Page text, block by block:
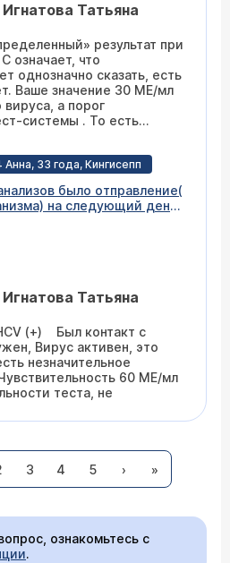
Татьяна
результат при
означает, что
однозначно сказать, есть
Ваше значение 30 МЕ/мл
а порог
системы . То есть
получить четкий
раньше времени —
часто и чаще всего
33 года, Кингисепп
было отправление(
на следующий день
сдать ПЦР тест 321
сдала на следующий день.
гепатита С PHK обнаруж .
сколько все серьезно ?
через время ?
Татьяна
(+) Был контакт с
Вирус активен, это
незначительное
60 МЕ/мл
теста, не
С, он требует лечения,
гепатологу,37 лет, Хабаровск
антитела гепатита С ig G
определенный. Что это
3 4 5 › »
ознакомьтесь с
.